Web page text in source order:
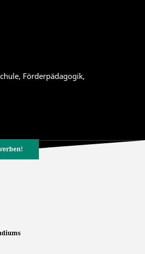
Förderpädagogik,